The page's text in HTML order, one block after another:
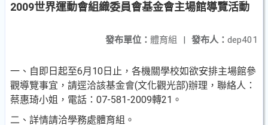
2009世界運動會組織委員會基金會主場館導覽活動
發布人： dep401
發布單位： 體育組 |
一、自即日起至6月10日止，各機關學校如欲安排主場館參
觀導覽事宜，請逕洽該基金會(文化觀光部)辦理，聯絡人：
蔡惠琦小姐，電話：07-581-2009轉21。
二、詳情請洽學務處體育組。